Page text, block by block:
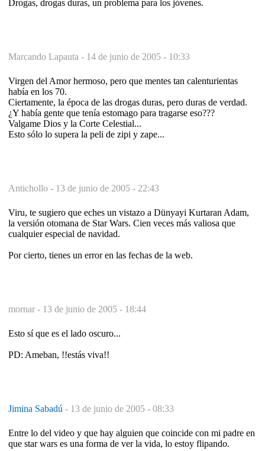
Drogas, drogas duras, un problema para los jóvenes.
Marcando Lapauta - 14 de junio de 2005 - 10:33
Virgen del Amor hermoso, pero que mentes tan calenturientas
había en los 70.
Ciertamente, la época de las drogas duras, pero duras de verdad.
¿Y había gente que tenía estomago para tragarse eso???
Valgame Dios y la Corte Celestial...
Esto sólo lo supera la peli de zipi y zape...
Antichollo - 13 de junio de 2005 - 22:43
Viru, te sugiero que eches un vistazo a Dünyayi Kurtaran Adam,
la versión otomana de Star Wars. Cien veces más valiosa que
cualquier especial de navidad.
Por cierto, tienes un error en las fechas de la web.
mornar - 13 de junio de 2005 - 18:44
Esto sí que es el lado oscuro...
PD: Ameban, !!estás viva!!
Jimina Sabadú - 13 de junio de 2005 - 08:33
Entre lo del video y que hay alguien que coincide con mi padre en
que star wars es una forma de ver la vida, lo estoy flipando.